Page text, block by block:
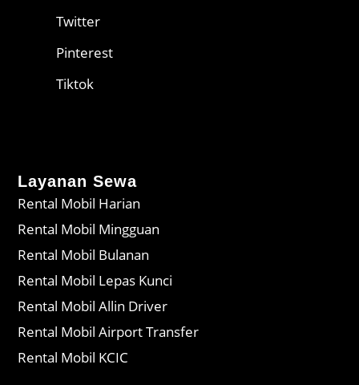
Twitter
Pinterest
Tiktok
Layanan Sewa
Rental Mobil Harian
Rental Mobil Mingguan
Rental Mobil Bulanan
Rental Mobil Lepas Kunci
Rental Mobil Allin Driver
Rental Mobil Airport Transfer
Rental Mobil KCIC